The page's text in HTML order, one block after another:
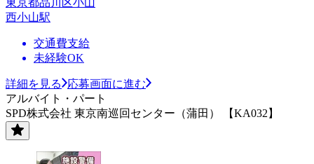
西小山駅
交通費支給
未経験OK
詳細を見る
応募画面に進む
アルバイト・パート
SPD株式会社 東京南巡回センター（蒲田） 【KA032】